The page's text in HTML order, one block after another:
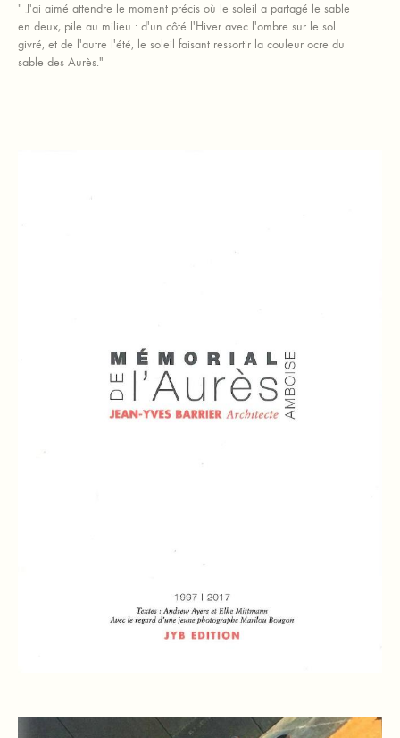
" J'ai aimé attendre le moment précis où le soleil a partagé le sable
en deux, pile au milieu : d'un côté l'Hiver avec l'ombre sur le sol
givré, et de l'autre l'été, le soleil faisant ressortir la couleur ocre du
sable des Aurès."